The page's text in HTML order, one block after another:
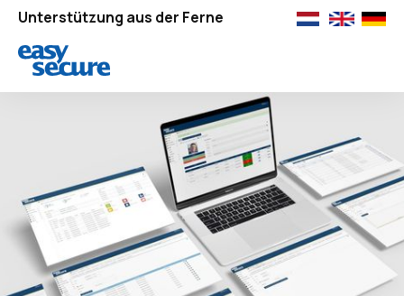
Unterstützung aus der Ferne